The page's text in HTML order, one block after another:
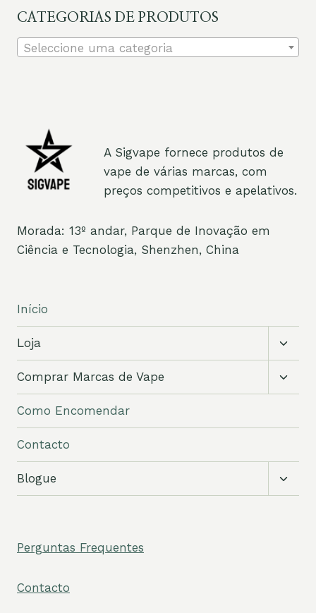
CATEGORIAS DE PRODUTOS
Seleccione uma categoria
A Sigvape fornece produtos de
vape de várias marcas, com
preços competitivos e apelativos.
Morada: 13º andar, Parque de Inovação em
Ciência e Tecnologia, Shenzhen, China
Início
Loja
Comprar Marcas de Vape
Como Encomendar
Contacto
Blogue
Perguntas Frequentes
Contacto